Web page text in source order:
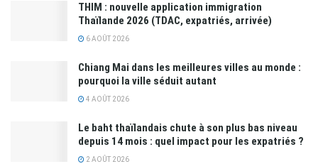
THIM : nouvelle application immigration
Thaïlande 2026 (TDAC, expatriés, arrivée)
6 AOÛT 2026
Chiang Mai dans les meilleures villes au monde :
pourquoi la ville séduit autant
4 AOÛT 2026
Le baht thaïlandais chute à son plus bas niveau
depuis 14 mois : quel impact pour les expatriés ?
2 AOÛT 2026